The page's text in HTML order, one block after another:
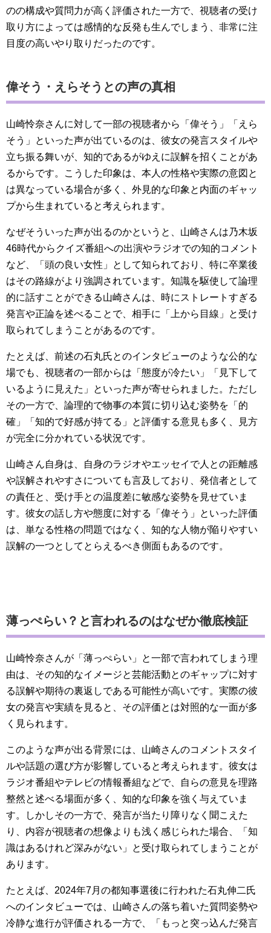
のの構成や質問力が高く評価された一方で、視聴者の受け
取り方によっては感情的な反発も生んでしまう、非常に注
目度の高いやり取りだったのです。
偉そう・えらそうとの声の真相
山崎怜奈さんに対して一部の視聴者から「偉そう」「えら
そう」といった声が出ているのは、彼女の発言スタイルや
立ち振る舞いが、知的であるがゆえに誤解を招くことがあ
るからです。こうした印象は、本人の性格や実際の意図と
は異なっている場合が多く、外見的な印象と内面のギャッ
プから生まれていると考えられます。
なぜそういった声が出るのかというと、山崎さんは乃木坂
46時代からクイズ番組への出演やラジオでの知的コメント
など、「頭の良い女性」として知られており、特に卒業後
はその路線がより強調されています。知識を駆使して論理
的に話すことができる山崎さんは、時にストレートすぎる
発言や正論を述べることで、相手に「上から目線」と受け
取られてしまうことがあるのです。
たとえば、前述の石丸氏とのインタビューのような公的な
場でも、視聴者の一部からは「態度が冷たい」「見下して
いるように見えた」といった声が寄せられました。ただし
その一方で、論理的で物事の本質に切り込む姿勢を「的
確」「知的で好感が持てる」と評価する意見も多く、見方
が完全に分かれている状況です。
山崎さん自身は、自身のラジオやエッセイで人との距離感
や誤解されやすさについても言及しており、発信者として
の責任と、受け手との温度差に敏感な姿勢を見せていま
す。彼女の話し方や態度に対する「偉そう」といった評価
は、単なる性格の問題ではなく、知的な人物が陥りやすい
誤解の一つとしてとらえるべき側面もあるのです。
薄っぺらい？と言われるのはなぜか徹底検証
山崎怜奈さんが「薄っぺらい」と一部で言われてしまう理
由は、その知的なイメージと芸能活動とのギャップに対す
る誤解や期待の裏返しである可能性が高いです。実際の彼
女の発言や実績を見ると、その評価とは対照的な一面が多
く見られます。
このような声が出る背景には、山崎さんのコメントスタイ
ルや話題の選び方が影響していると考えられます。彼女は
ラジオ番組やテレビの情報番組などで、自らの意見を理路
整然と述べる場面が多く、知的な印象を強く与えていま
す。しかしその一方で、発言が当たり障りなく聞こえた
り、内容が視聴者の想像よりも浅く感じられた場合、「知
識はあるけれど深みがない」と受け取られてしまうことが
あります。
たとえば、2024年7月の都知事選後に行われた石丸伸二氏
へのインタビューでは、山崎さんの落ち着いた質問姿勢や
冷静な進行が評価される一方で、「もっと突っ込んだ発言